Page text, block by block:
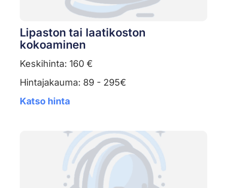
Lipaston tai laatikoston
kokoaminen
Keskihinta: 160 €
Hintajakauma: 89 - 295€
Katso hinta